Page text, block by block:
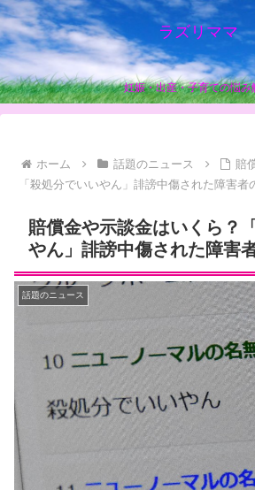
ラズリママ
妊娠・出産・子育ての悩み
ホーム 話題のニュース
賠
「殺処分でいいやん」誹謗中傷された障害者
賠償金や示談金はいくら？
やん」誹謗中傷された障害
話題のニュース